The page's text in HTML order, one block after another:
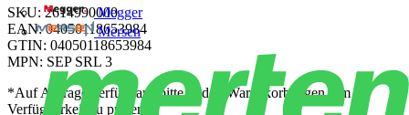
Megger
Mersen
SKU: 2614990000
EAN: 04050118653984
GTIN: 04050118653984
MPN: SEP SRL 3
*Auf Anfrage verfügbar - bitte in den Warenkorb legen, um
Verfügbarkeit zu prüfen